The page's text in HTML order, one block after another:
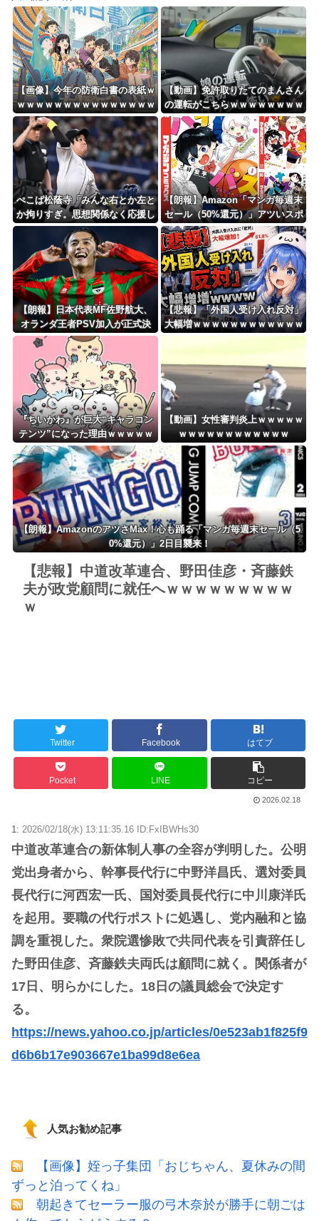
【動画】もしも当時ドラクエ5がアニメ化していたら‥‥こうなってた→
8/4のニュース
日本旅行キャンセルすべきか…1万年ぶり史上最大級の火山の兆し＝韓国の反応
更新中止のお知らせ
海外「おめでとうタキ！」リヴァプール南野がバースデーゴール！！
Powered by livedoor 相互RSS
【画像】今年の防衛白書の表紙ｗ
ｗｗｗｗｗｗｗｗｗｗｗｗｗｗｗ
ｗｗｗ
【動画】免許取りたてのまんさん
の運転がこちらｗｗｗｗｗｗｗｗ
ｗｗｗｗ
ぺこぱ松蔭寺「みんな右とか左と
か拘りすぎ。思想関係なく応援し
ようよ」
【朗報】Amazon「マンガ毎週末
セール（50%還元）」アツいスポ
ーツマンガ祭り最終日到来！！！
【朗報】日本代表MF佐野航大、
オランダ王者PSV加入が正式決
定！ NEC史上最高額の移籍、最
大約31億円か！！
【悲報】「外国人受け入れ反対」
大幅増ｗｗｗｗｗｗｗｗｗｗｗｗ
ｗｗｗｗｗｗ
『ちいかわ』が巨大“キャラコン
テンツ”になった理由ｗｗｗｗｗ
ｗｗｗｗｗｗ
【動画】女性審判炎上ｗｗｗｗｗ
ｗｗｗｗｗｗｗｗｗｗｗｗ
【朗報】AmazonのアツさMax！心も踊る「マンガ毎週末セール（5
0%還元）」2日目襲来！
【悲報】中道改革連合、野田佳彦・斉藤鉄
夫が政党顧問に就任へｗｗｗｗｗｗｗｗｗ
ｗ
Twitter Facebook はてブ
Pocket LINE コピー
2026.02.18
1: 2026/02/18(水) 13:11:35.16 ID:FxIBWHs30
中道改革連合の新体制人事の全容が判明した。公明
党出身者から、幹事長代行に中野洋昌氏、選対委員
長代行に河西宏一氏、国対委員長代行に中川康洋氏
を起用。要職の代行ポストに処遇し、党内融和と協
調を重視した。衆院選惨敗で共同代表を引責辞任し
た野田佳彦、斉藤鉄夫両氏は顧問に就く。関係者が
17日、明らかにした。18日の議員総会で決定す
る。
https://news.yahoo.co.jp/articles/0e523ab1f825f9
d6b6b17e903667e1ba99d8e6ea
人気お勧め記事
【画像】姪っ子集団「おじちゃん、夏休みの間
ずっと泊ってくね」
朝起きてセーラー服の弓木奈於が勝手に朝ごは